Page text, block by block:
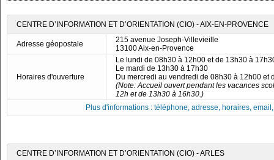
CENTRE D’INFORMATION ET D’ORIENTATION (CIO) - AIX-EN-PROVENCE
Adresse géopostale
215 avenue Joseph-Villevieille
13100 Aix-en-Provence
Horaires d'ouverture
Le lundi de 08h30 à 12h00 et de 13h30 à
Le mardi de 13h30 à 17h30
Du mercredi au vendredi de 08h30 à 12h00 et
(Note: Accueil ouvert pendant les vacances
12h et de 13h30 à 16h30.)
Plus d'informations : téléphone, adresse, horaires,
CENTRE D’INFORMATION ET D’ORIENTATION (CIO) - ARLES